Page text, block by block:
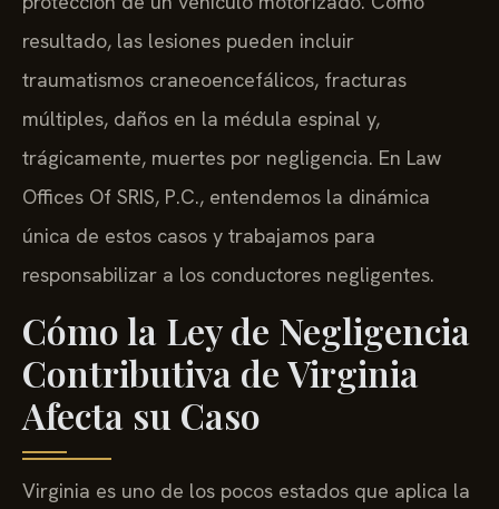
resultado, las lesiones pueden incluir
traumatismos craneoencefálicos, fracturas
múltiples, daños en la médula espinal y,
trágicamente, muertes por negligencia. En Law
Offices Of SRIS, P.C., entendemos la dinámica
única de estos casos y trabajamos para
responsabilizar a los conductores negligentes.
Cómo la Ley de Negligencia
Contributiva de Virginia
Afecta su Caso
Virginia es uno de los pocos estados que aplica la